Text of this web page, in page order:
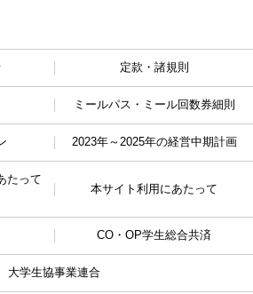
定款・諸規則
ミールパス・ミール回数券細則
2023年～2025年の経営中期計画
たって
本サイト利用にあたって
CO・OP学生総合共済
大学生協事業連合